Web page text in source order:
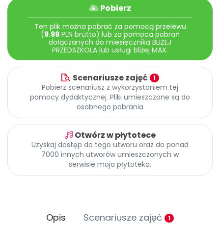
Archiwalne numery
Pomoc
Promocje
Pobierz
Ten plik można pobrać za pomocą przelewu
(9.99PLN brutto) lub za pomocą pobrań
dołączanych do miesięcznika BLIŻEJ
PRZEDSZKOLA lub usługi bliżej MAX.
Scenariusze zajęć 1
Pobierz scenariusz z wykorzystaniem tej
pomocy dydaktycznej. Pliki umieszczone są do
osobnego pobrania
Otwórz w płytotece
Uzyskaj dostęp do tego utworu oraz do ponad
7000 innych utworów umieszczonych w
serwisie moja płytoteka.
Opis Scenariusze zajęć 1